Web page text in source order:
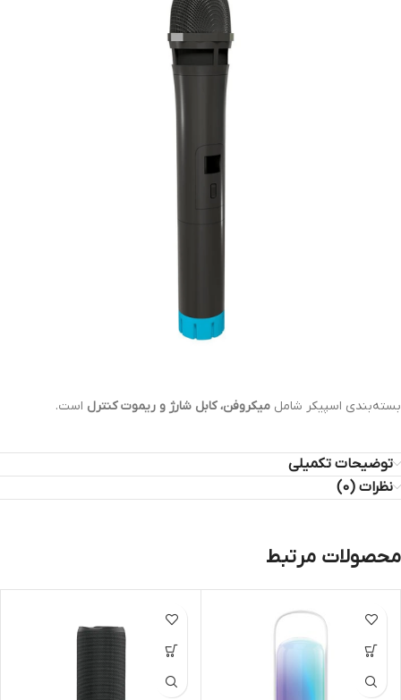
بسته‌بندی اسپیکر شامل میکروفن، کابل شارژ و ریموت کنترل است.
توضیحات تکمیلی
نظرات (0)
محصولات مرتبط